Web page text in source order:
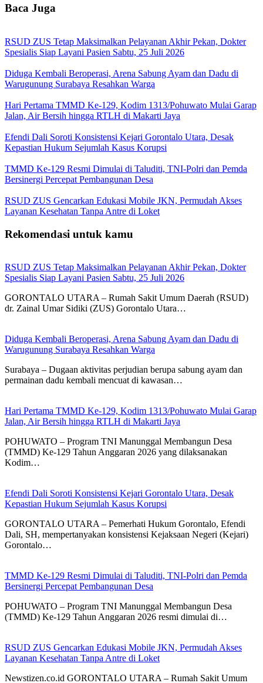
Baca Juga
RSUD ZUS Tetap Maksimalkan Pelayanan Akhir Pekan, Dokter
Spesialis Siap Layani Pasien Sabtu, 25 Juli 2026
Diduga Kembali Beroperasi, Arena Sabung Ayam dan Dadu di
Warugunung Surabaya Resahkan Warga
Hari Pertama TMMD Ke-129, Kodim 1313/Pohuwato Mulai Garap
Jalan, Air Bersih hingga RTLH di Makarti Jaya
Efendi Dali Soroti Konsistensi Kejari Gorontalo Utara, Desak
Kepastian Hukum Sejumlah Kasus Korupsi
TMMD Ke-129 Resmi Dimulai di Taluditi, TNI-Polri dan Pemda
Bersinergi Percepat Pembangunan Desa
RSUD ZUS Gencarkan Edukasi Mobile JKN, Permudah Akses
Layanan Kesehatan Tanpa Antre di Loket
Rekomendasi untuk kamu
RSUD ZUS Tetap Maksimalkan Pelayanan Akhir Pekan, Dokter
Spesialis Siap Layani Pasien Sabtu, 25 Juli 2026
GORONTALO UTARA – Rumah Sakit Umum Daerah (RSUD)
dr. Zainal Umar Sidiki (ZUS) Gorontalo Utara…
Diduga Kembali Beroperasi, Arena Sabung Ayam dan Dadu di
Warugunung Surabaya Resahkan Warga
Surabaya – Dugaan aktivitas perjudian berupa sabung ayam dan
permainan dadu kembali mencuat di kawasan…
Hari Pertama TMMD Ke-129, Kodim 1313/Pohuwato Mulai Garap
Jalan, Air Bersih hingga RTLH di Makarti Jaya
POHUWATO – Program TNI Manunggal Membangun Desa
(TMMD) Ke-129 Tahun Anggaran 2026 yang dilaksanakan
Kodim…
Efendi Dali Soroti Konsistensi Kejari Gorontalo Utara, Desak
Kepastian Hukum Sejumlah Kasus Korupsi
GORONTALO UTARA – Pemerhati Hukum Gorontalo, Efendi
Dali, SH, mempertanyakan konsistensi Kejaksaan Negeri (Kejari)
Gorontalo…
TMMD Ke-129 Resmi Dimulai di Taluditi, TNI-Polri dan Pemda
Bersinergi Percepat Pembangunan Desa
POHUWATO – Program TNI Manunggal Membangun Desa
(TMMD) Ke-129 Tahun Anggaran 2026 resmi dimulai di…
RSUD ZUS Gencarkan Edukasi Mobile JKN, Permudah Akses
Layanan Kesehatan Tanpa Antre di Loket
Newstizen.co.id GORONTALO UTARA – Rumah Sakit Umum